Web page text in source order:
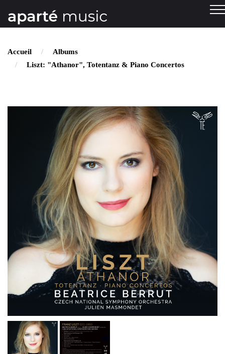
Accueil
Albums
Liszt: "Athanor", Totentanz & Piano Concertos